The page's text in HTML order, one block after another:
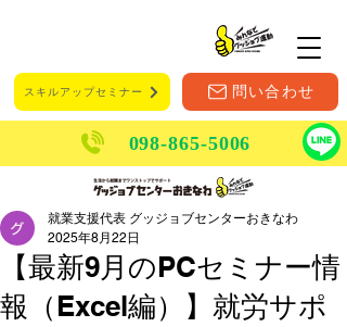
スキルアップセミナー 問い合わせ
098-865-5006
【最新9月のPCセミナー情
報（Excel編）】就労サポ
就業支援代表 グッジョブセンターおきなわ
2025年8月22日